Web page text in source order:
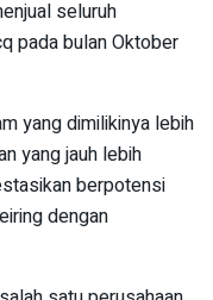
seluruh
pada bulan Oktober
yang dimilikinya lebih
yang jauh lebih
berpotensi
dengan